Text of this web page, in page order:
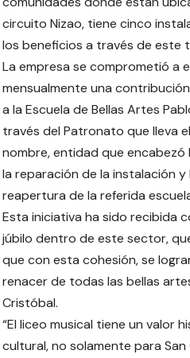
circuito Nizao, tiene cinco
los beneficios a través de este
La empresa se comprometió a
mensualmente una
a la Escuela de Bellas Artes
través del Patronato que lleva
nombre, entidad que encabezó
la reparación de la instalación y
reapertura de la referida
Esta iniciativa ha sido recibida
júbilo dentro de este sector,
que con esta cohesión, se
renacer de todas las bellas
Cristóbal.
“El liceo musical tiene un valor
cultural, no solamente para